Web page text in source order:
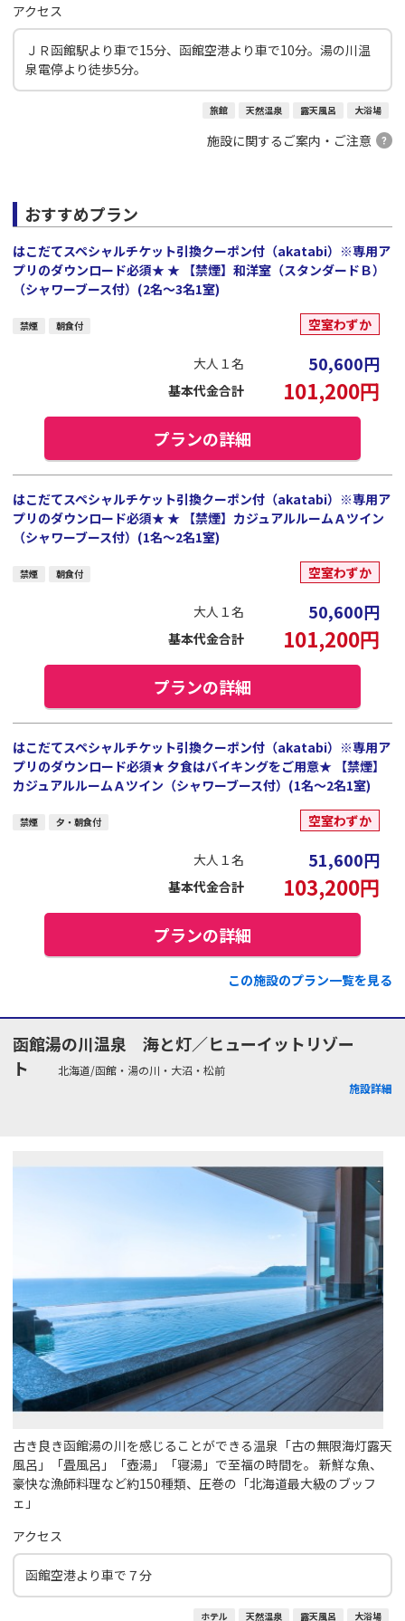
アクセス
ＪＲ函館駅より車で15分、函館空港より車で10分。湯の川温
泉電停より徒歩5分。
旅館 天然温泉 露天風呂 大浴場
施設に関するご案内・ご注意
おすすめプラン
はこだてスペシャルチケット引換クーポン付（akatabi）※専用ア
プリのダウンロード必須★ ★ 【禁煙】和洋室（スタンダードＢ）
（シャワーブース付）(2名～3名1室)
禁煙 朝食付 空室わずか
大人１名 50,600円
基本代金合計 101,200円
プランの詳細
はこだてスペシャルチケット引換クーポン付（akatabi）※専用ア
プリのダウンロード必須★ ★ 【禁煙】カジュアルルームＡツイン
（シャワーブース付）(1名～2名1室)
禁煙 朝食付 空室わずか
大人１名 50,600円
基本代金合計 101,200円
プランの詳細
はこだてスペシャルチケット引換クーポン付（akatabi）※専用ア
プリのダウンロード必須★ 夕食はバイキングをご用意★ 【禁煙】
カジュアルルームＡツイン（シャワーブース付）(1名～2名1室)
禁煙 夕・朝食付 空室わずか
大人１名 51,600円
基本代金合計 103,200円
プランの詳細
この施設のプラン一覧を見る
函館湯の川温泉 海と灯／ヒューイットリゾー
ト
北海道/函館・湯の川・大沼・松前
施設詳細
古き良き函館湯の川を感じることができる温泉「古の無限海灯露天
風呂」「畳風呂」「壺湯」「寝湯」で至福の時間を。 新鮮な魚、
豪快な漁師料理など約150種類、圧巻の「北海道最大級のブッフ
ェ」
アクセス
函館空港より車で７分
ホテル 天然温泉 露天風呂 大浴場